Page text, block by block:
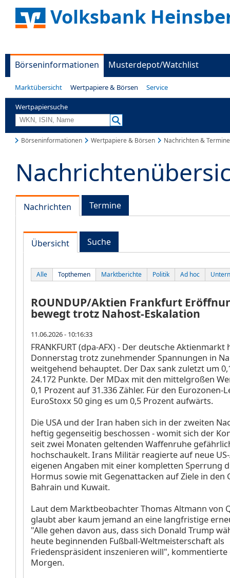
Volksbank
Börseninformationen Musterdepot/Watchlist
Marktübersicht Wertpapiere & Börsen Service
Wertpapiersuche
Börseninformationen Wertpapiere & Börsen Nachrichten & Termine
Nachrichten Termine
Übersicht Suche
Alle Topthemen Marktberichte Politik Ad hoc
ROUNDUP/Aktien Frankfurt
bewegt trotz Nahost-Eskalation
11.06.2026 - 10:16:33
FRANKFURT (dpa-AFX) - Der deutsche Aktienmarkt
Donnerstag trotz zunehmender Spannungen in
weitgehend behauptet. Der Dax sank zuletzt um
24.172 Punkte. Der MDax mit den mittelgroßen
0,1 Prozent auf 31.336 Zähler. Für den Eurozonen-
EuroStoxx 50 ging es um 0,5 Prozent aufwärts.
Die USA und der Iran haben sich in der zweiten
heftig gegenseitig beschossen - womit sich der
seit zwei Monaten geltenden Waffenruhe
hochschaukelt. Irans Militär reagierte auf neue
eigenen Angaben mit einer kompletten Sperrung
Hormus sowie mit Gegenattacken auf Ziele in den
Bahrain und Kuwait.
Laut dem Marktbeobachter Thomas Altmann von
glaubt aber kaum jemand an eine langfristige
"Alle gehen davon aus, dass sich Donald Trump
heute beginnenden Fußball-Weltmeisterschaft als
Friedenspräsident inszenieren will", kommentierte
Morgen.